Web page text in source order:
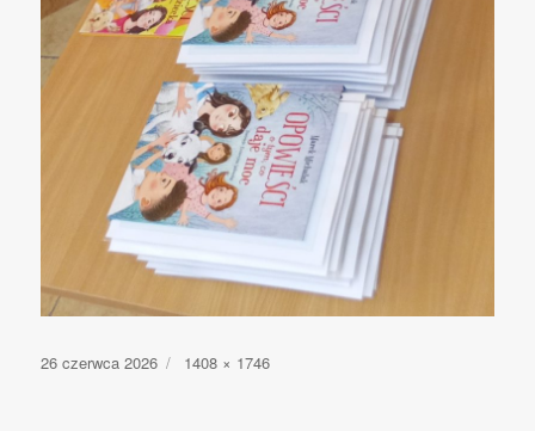
Opublikowano
26 czerwca 2026
Pełny
1408 × 1746